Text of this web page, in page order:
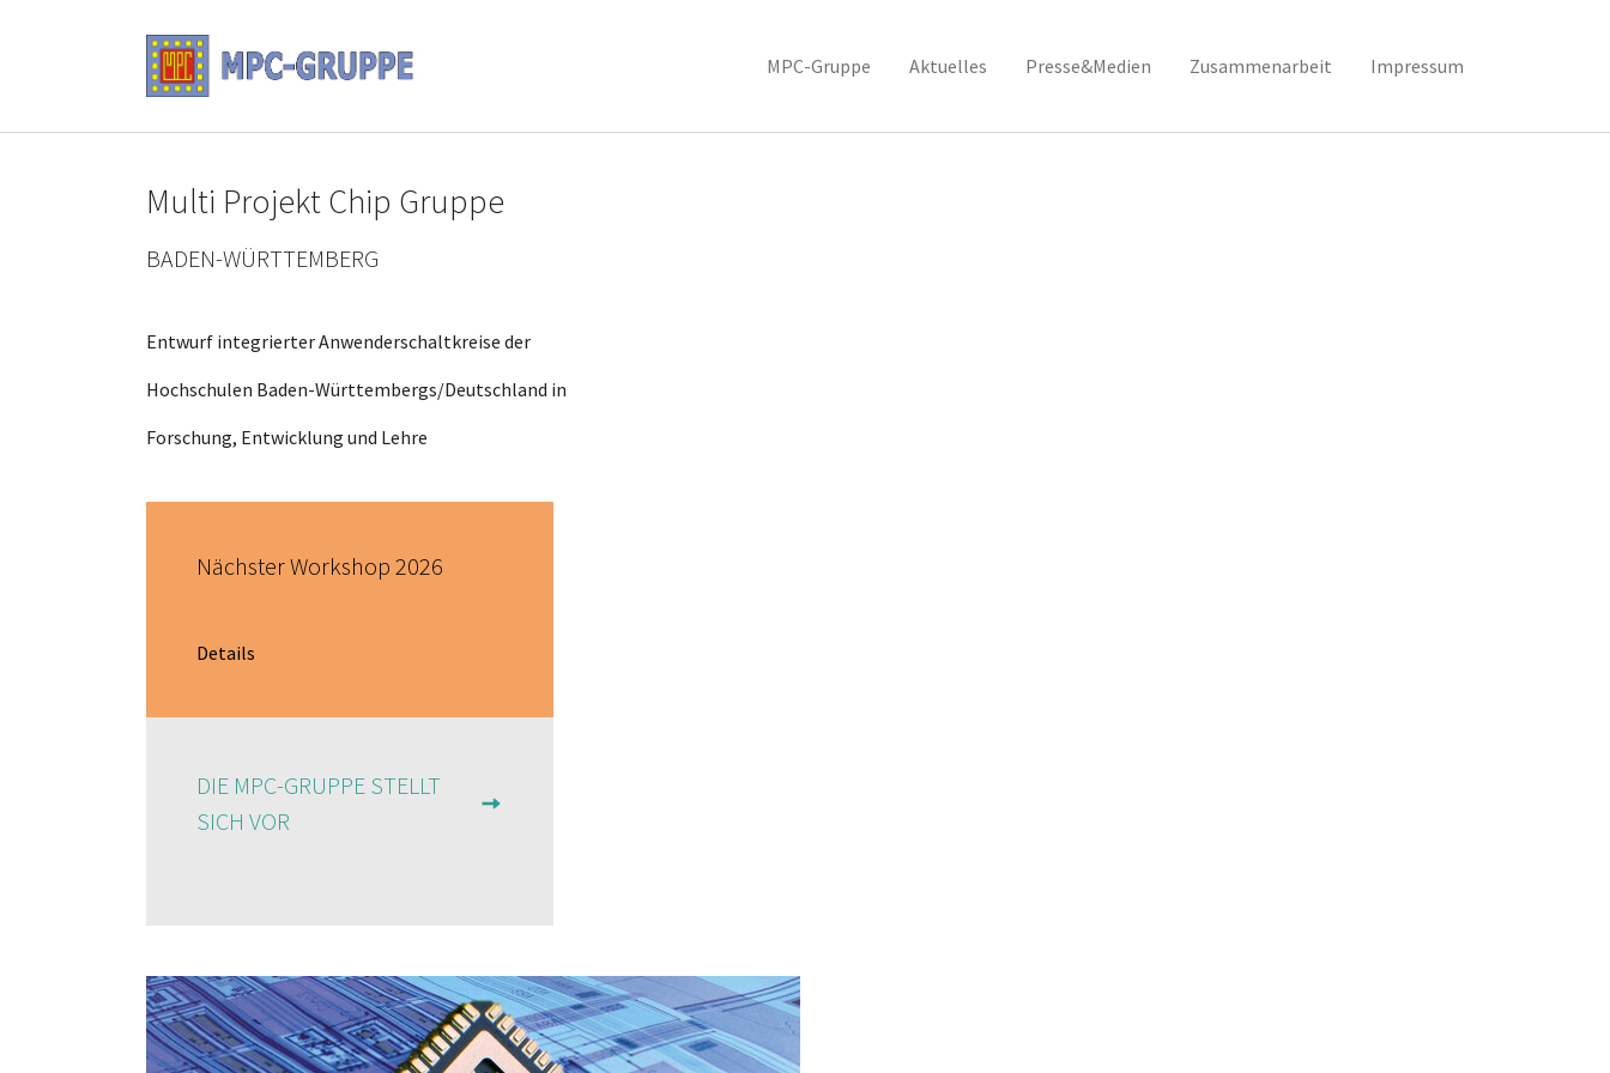
MPC-Gruppe Aktuelles Presse&Medien Zusammenarbeit Impressum
Multi Projekt Chip Gruppe
BADEN-WÜRTTEMBERG
Entwurf integrierter Anwenderschaltkreise der
Hochschulen Baden-Württembergs/Deutschland in
Forschung, Entwicklung und Lehre
Nächster Workshop 2026
Details
DIE MPC-GRUPPE STELLT
SICH VOR